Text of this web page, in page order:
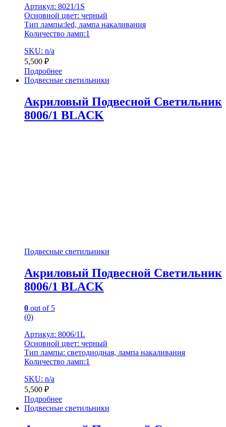
Артикул: 8021/1S
Основной цвет: черный
Тип лампы:led, лампа накаливания
Количество ламп:1
SKU: n/a
5,500 ₽
Подробнее
Подвесные светильники
Акриловый Подвесной Светильник
8006/1 BLACK
Подвесные светильники
Акриловый Подвесной Светильник
8006/1 BLACK
0 out of 5
(0)
Артикул: 8006/1L
Основной цвет: черный
Тип лампы: светодиодная, лампа накаливания
Количество ламп:1
SKU: n/a
5,500 ₽
Подробнее
Подвесные светильники